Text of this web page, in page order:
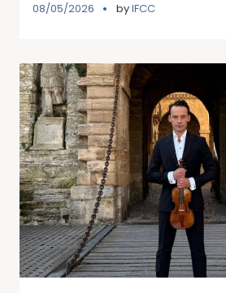
08/05/2026 byIFCC